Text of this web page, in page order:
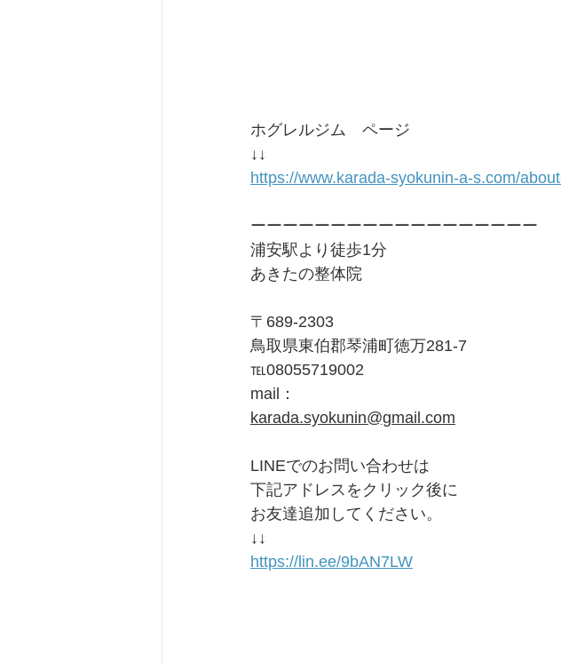
ホグレルジム　ページ
↓↓
https://www.karada-syokunin-a-s.com/
ーーーーーーーーーーーーーーーーーー
浦安駅より徒歩1分
あきたの整体院
〒689-2303
鳥取県東伯郡琴浦町徳万281-7
℡08055719002
mail：
karada.syokunin@gmail.com
LINEでのお問い合わせは
下記アドレスをクリック後に
お友達追加してください。
↓↓
https://lin.ee/9bAN7LW